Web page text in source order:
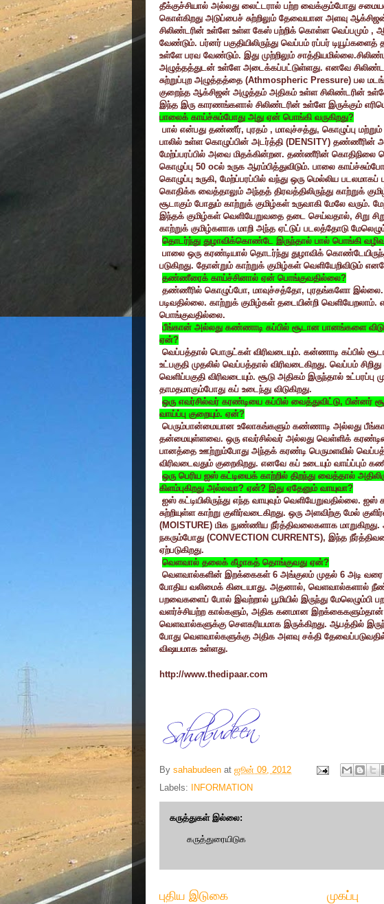
தீக்குச்சியால் அல்லது லைட்டரால் பற்ற வைக்கும்போது
கொள்கிறது அடுப்பைச் சுற்றிலும் தேவையான அளவு ஆக்சிஜன்
சிலிண்டரின் உள்ளே உள்ள கேஸ் பற்றிக் கொள்ள வெப்பமும் ,
வேண்டும். பர்னர் பகுதியிலிருந்து வெப்பம் ரப்பர்
உள்ளே பரவ வேண்டும். இது முற்றிலும்
அழுத்தத்துடன் உள்ளே அடைக்கப்பட்டுள்ளது. எனவே
சுற்றுப்புற அழுத்தத்தை (Athmospheric Pressure) பல
குறைந்த ஆக்சிஜன் அழுத்தம் அதிகம் உள்ள சிலிண்டரின்
இந்த இரு காரணங்களால் சிலிண்டரின் உள்ளே இருக்கும்
பாலைக் காய்ச்சும்போது அது ஏன் பொங்கி வருகிறது?
பால் என்பது தண்ணீர், புரதம் , மாவுச்சத்து, கொழுப்பு
பாலில் உள்ள கொழுப்பின் அடர்த்தி (DENSITY) தண்ணீரின்
மேற்ப்பரப்பில் அவை மிதக்கின்றன. தண்ணீரின் கொதிநிலை
கொழுப்பு 50 ocல் உருக ஆரம்பித்துவிடும். பாலை
கொழுப்பு உருகி, மேற்ப்பரப்பில் வந்து ஒரு மெல்லிய படலமாகப்
கொதிக்க வைத்தாலும் அந்தத் திரவத்திலிருந்து காற்றுக்
சூடாகும் போதும் காற்றுக் குமிழ்கள் உருவாகி மேலே வரும்.
இந்தக் குமிழ்கள் வெளியேறுவதை தடை செய்வதால், சிறு
காற்றுக் குமிழ்களாக மாறி அந்த ஏட்டுப் படலத்தோடு
தொடர்ந்து துழாவிக்கொண்டே இருந்தால் பால் பொங்கி
பாலை ஒரு கரண்டியால் தொடர்ந்து துழாவிக்
படுகிறது. தோன்றும் காற்றுக் குமிழ்கள் வெளியேறிவிடும்
தண்ணீரைக் காய்ச்சினால் ஏன் பொங்குவதில்லை?
தண்ணீரில் கொழுப்போ, மாவுச்சத்தோ, புரதங்களோ இல்லை.
படிவதில்லை. காற்றுக் குமிழ்கள் தடையின்றி
பொங்குவதில்லை.
பீங்கான் அல்லது கண்ணாடி கப்பில் சூடான பானங்களை
ஏன்?
வெப்பத்தால் பொருட்கள் விரிவடையும். கன்ணாடி கப்பில்
உட்பகுதி முதலில் வெப்பத்தால் விரிவடைகிறது. வெப்பம்
வெளிப்பகுதி விரிவடையும். சூடு அதிகம் இருந்தால் உட்பரப்பு
தாமதமாகும்போது கப் உடைந்து விடுகிறது.
ஒரு எவர்சில்வர் கரண்டியை கப்பில் வைத்துவிட்டு, பின்னர்
வாய்ப்பு குறையும். ஏன்?
பெரும்பான்மையான உலோகங்களும் கண்ணாடி அல்லது
தன்மையுள்ளவை. ஒரு எவர்சில்வர் அல்லது வெள்ளிக்
பானத்தை ஊற்றும்போது அந்தக் கரண்டி பெருமளவில்
விரிவடைவதும் குறைகிறது. எனவே கப் உடையும் வாய்ப்பும்
ஒரு பெரிய ஐஸ் கட்டியைக் காற்றில் திறந்து வைத்தால்
கிளம்புகிறது அல்லவா? ஏன்? இது ஏதேனும் வாயுவா?
ஐஸ் கட்டியிலிருந்து எந்த வாயுவும் வெளியேறுவதில்லை.
சுற்றியுள்ள காற்று குளிர்வடைகிறது. ஒரு அளவிற்கு மேல்
(MOISTURE) மிக நுண்ணிய நீர்த்திவலைகளாக மாறுகிறது.
நகரும்போது (CONVECTION CURRENTS), இந்த
ஏற்படுகிறது.
வெளவால் தலைக் கீழாகத் தொங்குவது ஏன்?
வெளவால்களின் இறக்கைகள் 6 அங்குலம் முதல் 6 அடி வரை
போதிய வலிமைக் கிடையாது. அதனால், வெளவால்களால்
பறவைகளைப் போல் இவற்றால் பூமியில் இருந்து மேலெழும்பி
வளர்ச்சியற்ற கால்களும், அதிக கனமான
வெளவால்களுக்கு செளகரியமாக இருக்கிறது. ஆபத்தில்
போது வெளவால்களுக்கு அதிக அளவு சக்தி
விஷயமாக உள்ளது.
http://www.thedipaar.com
By sahabudeen at ஜூன் 09, 2012
Labels:
INFORMATION
கருத்துகள் இல்லை:
கருத்துரையிடுக
புதிய இடுகை முகப்பு